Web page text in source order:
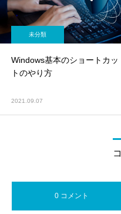
未分類
Windows基本のショートカッ
トのやり方
2021.09.07
0 コメント